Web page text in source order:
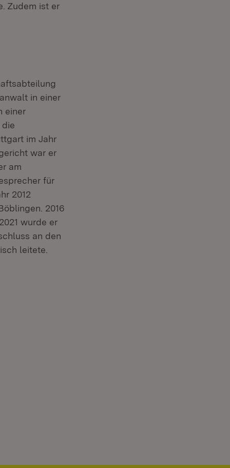
Zudem ist er
in einer
einer
im Jahr
war er
am
für
2012
2016
wurde er
an den
leitete.